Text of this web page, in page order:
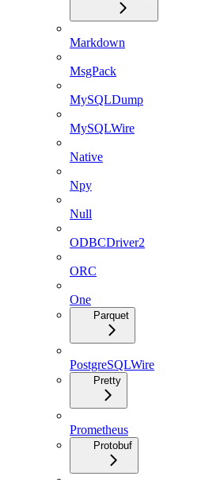
Markdown
MsgPack
MySQLDump
MySQLWire
Native
Npy
Null
ODBCDriver2
ORC
One
Parquet
PostgreSQLWire
Pretty
Prometheus
Protobuf